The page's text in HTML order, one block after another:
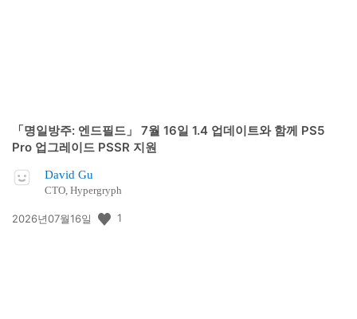
「명일방주: 엔드필드」 7월 16일 1.4 업데이트와 함께 PS5
Pro 업그레이드 PSSR 지원
David Gu
CTO, Hypergryph
공
2026년07월16일 1